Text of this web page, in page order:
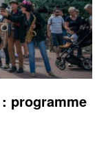
: programme